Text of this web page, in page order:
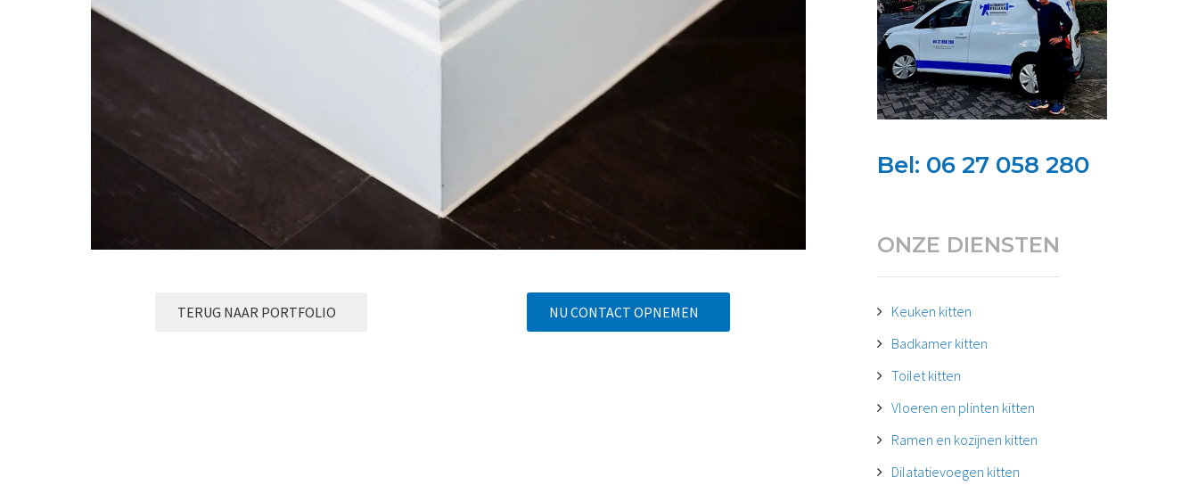
TERUG NAAR PORTFOLIO NU CONTACT OPNEMEN
Bel: 06 27 058 280
ONZE DIENSTEN
Keuken kitten
Badkamer kitten
Toilet kitten
Vloeren en plinten kitten
Ramen en kozijnen kitten
Dilatatievoegen kitten